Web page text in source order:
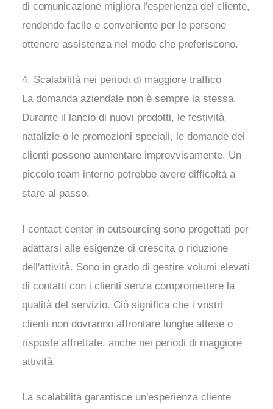
di comunicazione migliora l'esperienza del cliente,
rendendo facile e conveniente per le persone
ottenere assistenza nel modo che preferiscono.
4. Scalabilità nei periodi di maggiore traffico
La domanda aziendale non è sempre la stessa.
Durante il lancio di nuovi prodotti, le festività
natalizie o le promozioni speciali, le domande dei
clienti possono aumentare improvvisamente. Un
piccolo team interno potrebbe avere difficoltà a
stare al passo.
I contact center in outsourcing sono progettati per
adattarsi alle esigenze di crescita o riduzione
dell'attività. Sono in grado di gestire volumi elevati
di contatti con i clienti senza compromettere la
qualità del servizio. Ciò significa che i vostri
clienti non dovranno affrontare lunghe attese o
risposte affrettate, anche nei periodi di maggiore
attività.
La scalabilità garantisce un'esperienza cliente